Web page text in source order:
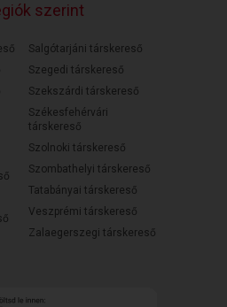
szerint
Salgótarjáni társkereső
Szegedi társkereső
Szekszárdi társkereső
Székesfehérvári
társkereső
Szolnoki társkereső
Szombathelyi társkereső
Tatabányai társkereső
Veszprémi társkereső
Zalaegerszegi társkereső